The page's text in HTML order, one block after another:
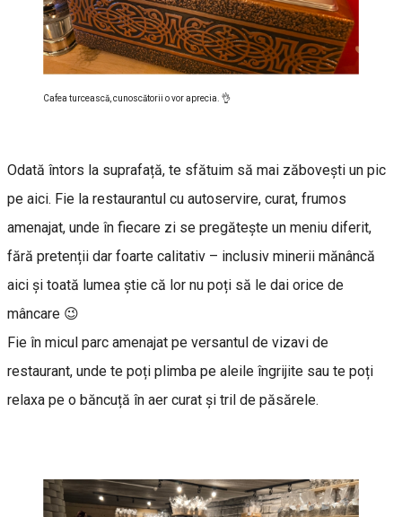
Cafea turcească, cunoscătorii o vor aprecia. 👌
Odată întors la suprafață, te sfătuim să mai zăbovești un pic
pe aici. Fie la restaurantul cu autoservire, curat, frumos
amenajat, unde în fiecare zi se pregătește un meniu diferit,
fără pretenții dar foarte calitativ – inclusiv minerii mănâncă
aici și toată lumea știe că lor nu poți să le dai orice de
mâncare 😉
Fie în micul parc amenajat pe versantul de vizavi de
restaurant, unde te poți plimba pe aleile îngrijite sau te poți
relaxa pe o băncuță în aer curat și tril de păsărele.